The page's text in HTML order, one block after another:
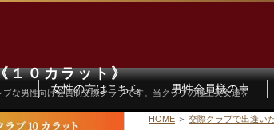
１０カラット》
な男性向け会員制交際クラブです。当クラブの極上美女達を
女性の方はこちら 男性会員様の声
HOME 交際クラブで出逢い